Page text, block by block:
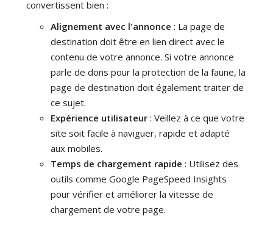
convertissent bien :
Alignement avec l'annonce : La page de
destination doit être en lien direct avec le
contenu de votre annonce. Si votre annonce
parle de dons pour la protection de la faune, la
page de destination doit également traiter de
ce sujet.
Expérience utilisateur : Veillez à ce que votre
site soit facile à naviguer, rapide et adapté
aux mobiles.
Temps de chargement rapide : Utilisez des
outils comme Google PageSpeed Insights
pour vérifier et améliorer la vitesse de
chargement de votre page.